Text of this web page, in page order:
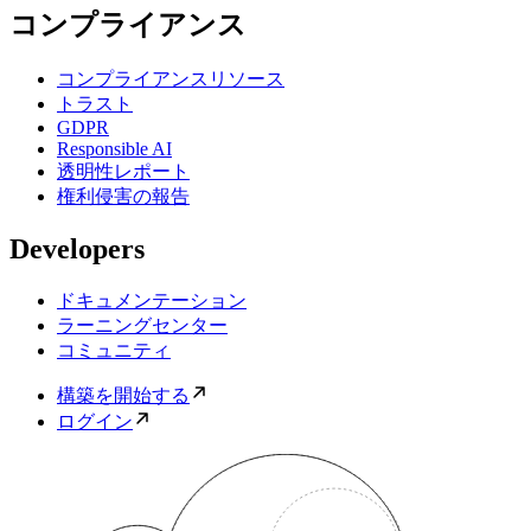
コンプライアンス
コンプライアンスリソース
トラスト
GDPR
Responsible AI
透明性レポート
権利侵害の報告
Developers
ドキュメンテーション
ラーニングセンター
コミュニティ
構築を開始する
ログイン